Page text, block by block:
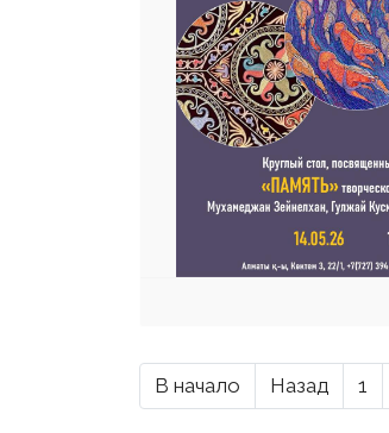
В начало Назад 1